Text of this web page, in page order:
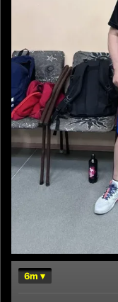
Chart
6m ▾